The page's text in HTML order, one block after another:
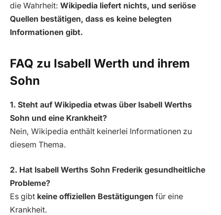
die Wahrheit: Wikipedia liefert nichts, und seriöse
Quellen bestätigen, dass es keine belegten
Informationen gibt.
FAQ zu Isabell Werth und ihrem
Sohn
1. Steht auf Wikipedia etwas über Isabell Werths
Sohn und eine Krankheit?
Nein, Wikipedia enthält keinerlei Informationen zu
diesem Thema.
2. Hat Isabell Werths Sohn Frederik gesundheitliche
Probleme?
Es gibt keine offiziellen Bestätigungen für eine
Krankheit.